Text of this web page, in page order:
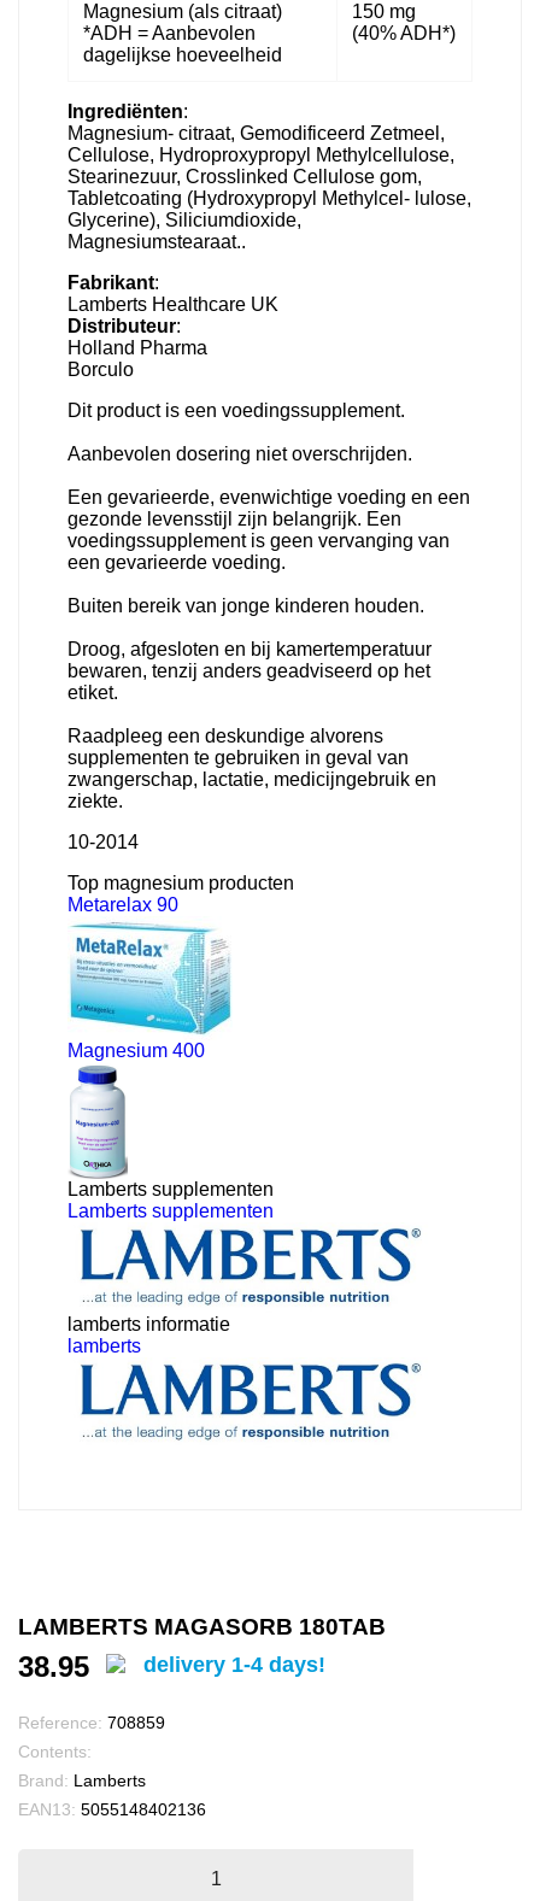
Magnesium (als citraat)
*ADH = Aanbevolen
dagelijkse hoeveelheid
150 mg
(40% ADH*)
Ingrediënten:
Magnesium- citraat, Gemodificeerd Zetmeel,
Cellulose, Hydroproxypropyl Methylcellulose,
Stearinezuur, Crosslinked Cellulose gom,
Tabletcoating (Hydroxypropyl Methylcel- lulose,
Glycerine), Siliciumdioxide,
Magnesiumstearaat..
Fabrikant:
Lamberts Healthcare UK
Distributeur:
Holland Pharma
Borculo
Dit product is een voedingssupplement.
Aanbevolen dosering niet overschrijden.
Een gevarieerde, evenwichtige voeding en een
gezonde levensstijl zijn belangrijk. Een
voedingssupplement is geen vervanging van
een gevarieerde voeding.
Buiten bereik van jonge kinderen houden.
Droog, afgesloten en bij kamertemperatuur
bewaren, tenzij anders geadviseerd op het
etiket.
Raadpleeg een deskundige alvorens
supplementen te gebruiken in geval van
zwangerschap, lactatie, medicijngebruik en
ziekte.
10-2014
Top magnesium producten
Metarelax 90
Magnesium 400
Lamberts supplementen
Lamberts supplementen
lamberts informatie
lamberts
LAMBERTS MAGASORB 180TAB
38.95 delivery 1-4 days!
Reference: 708859
Contents:
Brand: Lamberts
EAN13: 5055148402136